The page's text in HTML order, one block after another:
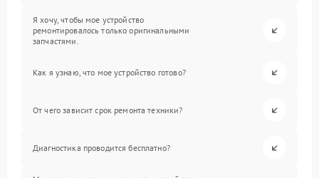
Я хочу, чтобы мое устройство
ремонтировалось только оригинальными
запчастями.
Как я узнаю, что мое устройство готово?
От чего зависит срок ремонта техники?
Диагностика проводится бесплатно?